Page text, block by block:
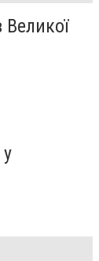
Великої